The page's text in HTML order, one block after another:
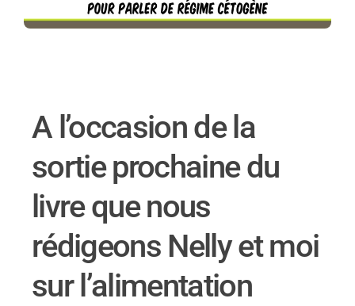
A l’occasion de la
sortie prochaine du
livre que nous
rédigeons Nelly et moi
sur l’alimentation